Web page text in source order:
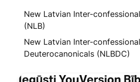
New Latvian Inter-
(NLB)
New Latvian Inter-
Deuterocanonicals (NLBDC)